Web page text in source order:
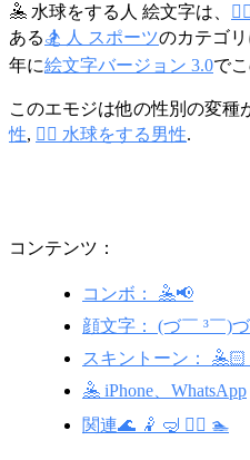
🤽 水球をする人 絵文字は、
ある🏂 人 スポーツのカテゴ
年に絵文字バージョン 3.0で
このエモジは他の性別の変種
性, 🤽‍♂️ 水球をする男性.
コンテンツ：
コンボ： 🤽📢
顔文字： (づ￣ ³￣)づ
スキントーン：
🤽 iPhone、WhatsApp
関連🌊 🤾 🤿 🤾‍♀️ 🏊